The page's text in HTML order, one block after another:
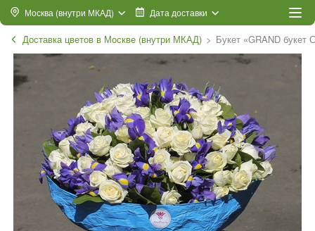
Москва (внутри МКАД) Дата доставки
Доставка цветов в Москве (внутри МКАД) Букет «GRAND букет